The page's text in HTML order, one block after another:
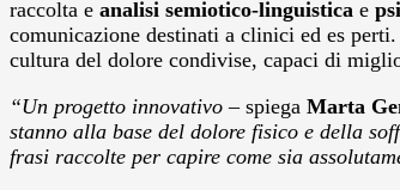
raccolta e analisi semiotico-linguistica e
comunicazione destinati a clinici ed es
cultura del dolore condivise, capaci di
“Un progetto innovativo – spiega Marta
stanno alla base del dolore fisico e della
frasi raccolte per capire come sia